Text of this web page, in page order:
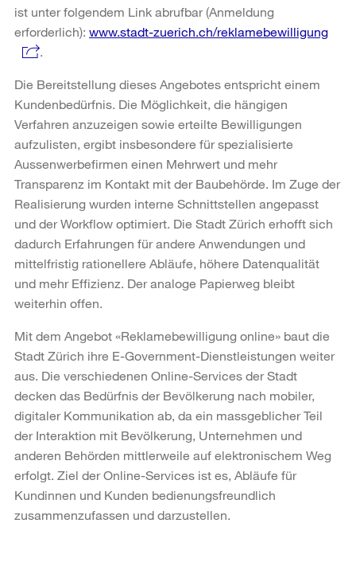
ist unter folgendem Link abrufbar (Anmeldung
erforderlich): www.stadt-zuerich.ch/reklamebewilligung
Die Bereitstellung dieses Angebotes entspricht einem
Kundenbedürfnis. Die Möglichkeit, die hängigen
Verfahren anzuzeigen sowie erteilte Bewilligungen
aufzulisten, ergibt insbesondere für spezialisierte
Aussenwerbefirmen einen Mehrwert und mehr
Transparenz im Kontakt mit der Baubehörde. Im Zuge der
Realisierung wurden interne Schnittstellen angepasst
und der Workflow optimiert. Die Stadt Zürich erhofft sich
dadurch Erfahrungen für andere Anwendungen und
mittelfristig rationellere Abläufe, höhere Datenqualität
und mehr Effizienz. Der analoge Papierweg bleibt
weiterhin offen.
Mit dem Angebot «Reklamebewilligung online» baut die
Stadt Zürich ihre E-Government-Dienstleistungen weiter
aus. Die verschiedenen Online-Services der Stadt
decken das Bedürfnis der Bevölkerung nach mobiler,
digitaler Kommunikation ab, da ein massgeblicher Teil
der Interaktion mit Bevölkerung, Unternehmen und
anderen Behörden mittlerweile auf elektronischem Weg
erfolgt. Ziel der Online-Services ist es, Abläufe für
Kundinnen und Kunden bedienungsfreundlich
zusammenzufassen und darzustellen.